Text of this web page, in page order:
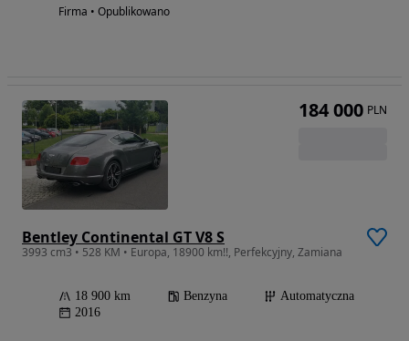
Firma • Opublikowano
Bentley Continental GT V8 S
3993 cm3 • 528 KM • Europa, 18900 km!!, Perfekcyjny, Zamiana
18 900 km Benzyna
Automatyczna
2016
184 000 PLN